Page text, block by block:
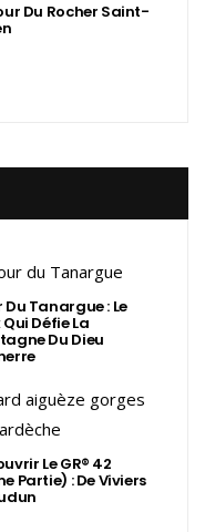
Du Rocher Saint-
Du Tanargue : Le
Défie La
Du Dieu
Le GR® 42
Partie) : De Viviers